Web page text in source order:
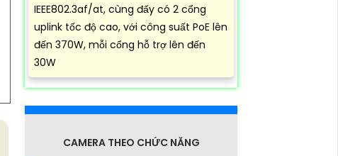
IEEE802.3af/at, cùng đấy có 2 cổng
uplink tốc độ cao, với công suất PoE lên
đến 370W, mỗi cổng hỗ trợ lên đến
30W
CAMERA THEO CHỨC NĂNG